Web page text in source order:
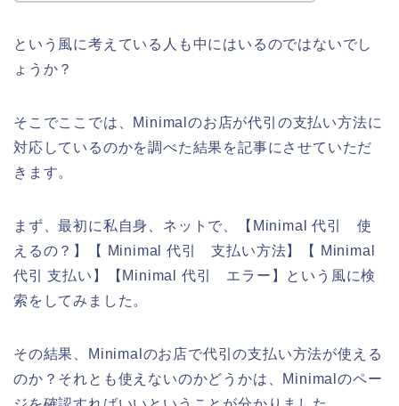
という風に考えている人も中にはいるのではないでし
ょうか？
そこでここでは、Minimalのお店が代引の支払い方法に
対応しているのかを調べた結果を記事にさせていただ
きます。
まず、最初に私自身、ネットで、【Minimal 代引 使
えるの？】【 Minimal 代引 支払い方法】【 Minimal
代引 支払い】【Minimal 代引 エラー】という風に検
索をしてみました。
その結果、Minimalのお店で代引の支払い方法が使える
のか？それとも使えないのかどうかは、Minimalのペー